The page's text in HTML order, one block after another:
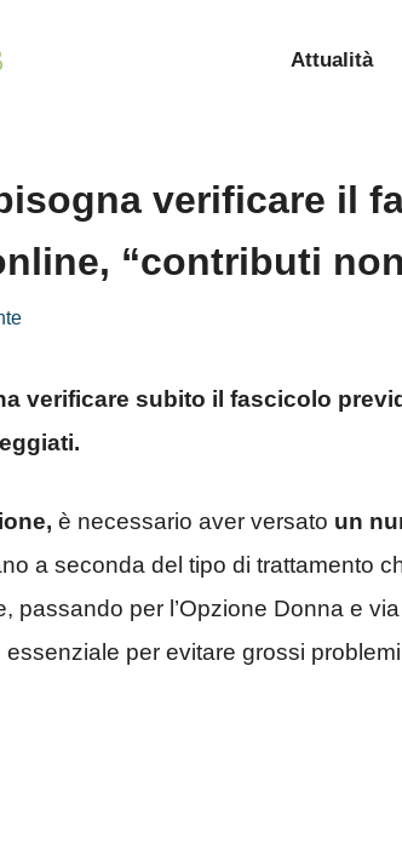
Attualità
verificare il
“contributi
verificare subito il fascicolo
è necessario aver versato un
a seconda del tipo di trattamento
passando per l’Opzione Donna e
per evitare grossi